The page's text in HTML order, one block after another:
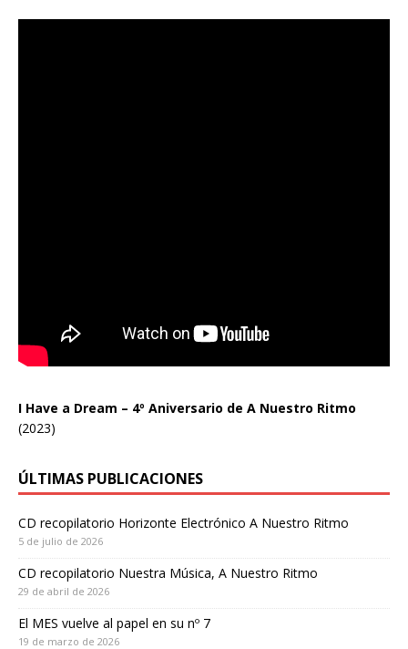
I Have a Dream – 4º Aniversario de A Nuestro Ritmo
(2023)
ÚLTIMAS PUBLICACIONES
CD recopilatorio Horizonte Electrónico A Nuestro Ritmo
5 de julio de 2026
CD recopilatorio Nuestra Música, A Nuestro Ritmo
29 de abril de 2026
El MES vuelve al papel en su nº 7
19 de marzo de 2026